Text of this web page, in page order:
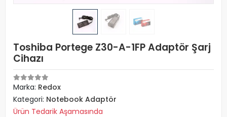
Toshiba Portege Z30-A-1FP Adaptör Şarj
Cihazı
Marka: Redox
Kategori: Notebook Adaptör
Ürün Tedarik Aşamasında